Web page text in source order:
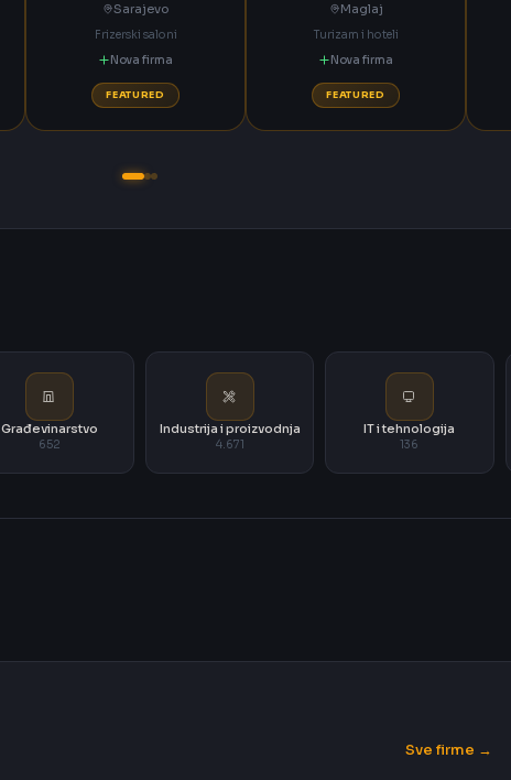
Sarajevo
Frizerski saloni
Nova firma
FEATURED
Maglaj
Turizam i hoteli
Nova firma
FEATURED
Građevinarstvo
652
Industrija i proizvodnja
4.671
IT i tehnologija
136
Sve firme →